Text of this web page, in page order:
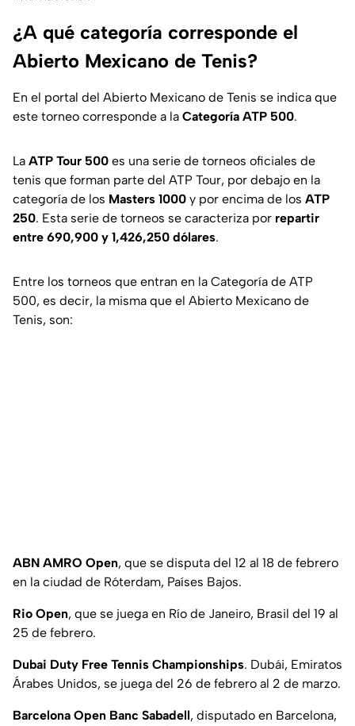
¿A qué categoría corresponde el
Abierto Mexicano de Tenis?
En el portal del Abierto Mexicano de Tenis se indica que
este torneo corresponde a la Categoría ATP 500.
La ATP Tour 500 es una serie de torneos oficiales de
tenis que forman parte del ATP Tour, por debajo en la
categoría de los Masters 1000 y por encima de los ATP
250. Esta serie de torneos se caracteriza por repartir
entre 690,900 y 1,426,250 dólares.
Entre los torneos que entran en la Categoría de ATP
500, es decir, la misma que el Abierto Mexicano de
Tenis, son:
ABN AMRO Open, que se disputa del 12 al 18 de febrero
en la ciudad de Róterdam, Países Bajos.
Rio Open, que se juega en Río de Janeiro, Brasil del 19 al
25 de febrero.
Dubai Duty Free Tennis Championships. Dubái, Emiratos
Árabes Unidos, se juega del 26 de febrero al 2 de marzo.
Barcelona Open Banc Sabadell, disputado en Barcelona,